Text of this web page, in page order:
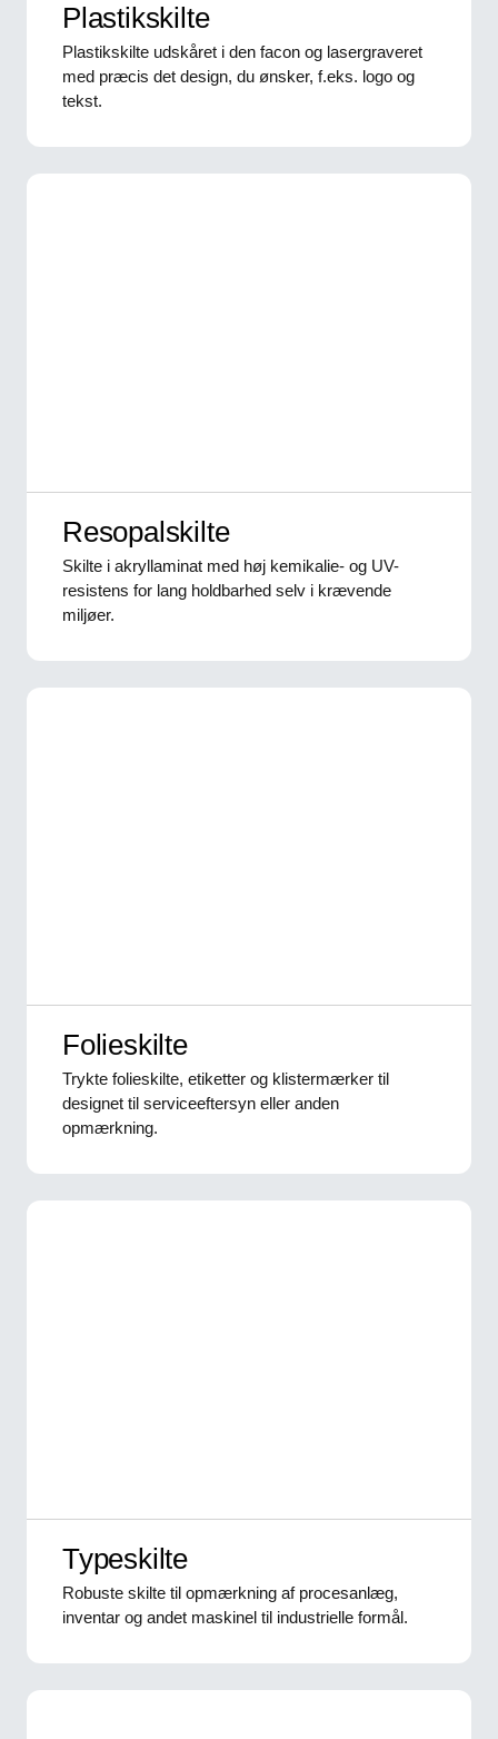
Plastikskilte
Plastikskilte udskåret i den facon og lasergraveret
med præcis det design, du ønsker, f.eks. logo og
tekst.
Resopalskilte
Skilte i akryllaminat med høj kemikalie- og UV-
resistens for lang holdbarhed selv i krævende
miljøer.
Folieskilte
Trykte folieskilte, etiketter og klistermærker til
designet til serviceeftersyn eller anden
opmærkning.
Typeskilte
Robuste skilte til opmærkning af procesanlæg,
inventar og andet maskinel til industrielle formål.